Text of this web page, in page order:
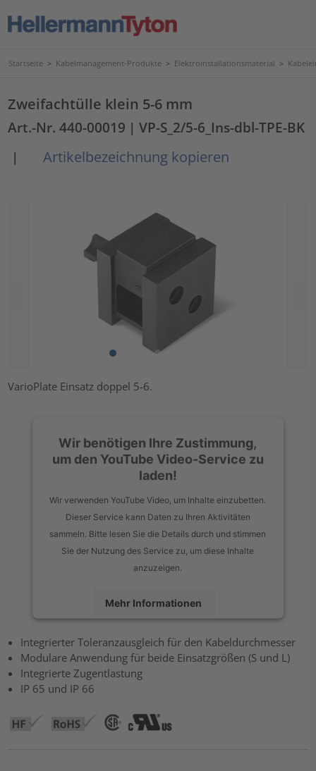
Startseite > Kabelmanagement-Produkte > Elektroinstallationsmaterial >
Zweifachtülle klein 5-6 mm
Art.-Nr. 440-00019 | VP-S_2/5-6_Ins-dbl-TPE-BK
|
Artikelbezeichnung kopieren
VarioPlate Einsatz doppel 5-6.
Wir benötigen Ihre Zustimmung,
um den YouTube Video-Service zu
laden!
Wir verwenden YouTube Video, um Inhalte einzubetten.
Dieser Service kann Daten zu Ihren Aktivitäten
sammeln. Bitte lesen Sie die Details durch und stimmen
Sie der Nutzung des Service zu, um diese Inhalte
anzuzeigen.
Mehr Informationen
Akzeptieren
powered byUsercentrics Consent Management Platform
Integrierter Toleranzausgleich für den Kabeldurchmesser
Modulare Anwendung für beide Einsatzgrößen (S und L)
Integrierte Zugentlastung
IP 65 und IP 66